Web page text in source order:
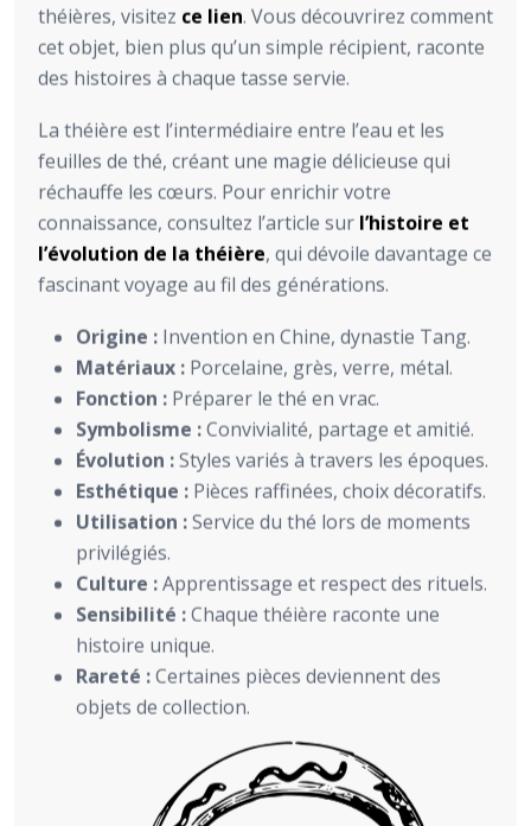
théières, visitez ce lien. Vous découvrirez comment
cet objet, bien plus qu’un simple récipient, raconte
des histoires à chaque tasse servie.
La théière est l’intermédiaire entre l’eau et les
feuilles de thé, créant une magie délicieuse qui
réchauffe les cœurs. Pour enrichir votre
connaissance, consultez l’article sur l’histoire et
l’évolution de la théière, qui dévoile davantage ce
fascinant voyage au fil des générations.
Origine : Invention en Chine, dynastie Tang.
Matériaux : Porcelaine, grès, verre, métal.
Fonction : Préparer le thé en vrac.
Symbolisme :Convivialité, partage et amitié.
Évolution :Styles variés à travers les époques.
Esthétique : Pièces raffinées, choix décoratifs.
Utilisation :Service du thé lors de moments
privilégiés.
Culture :Apprentissage et respect des rituels.
Sensibilité :Chaque théière raconte une
histoire unique.
Rareté :Certaines pièces deviennent des
objets de collection.